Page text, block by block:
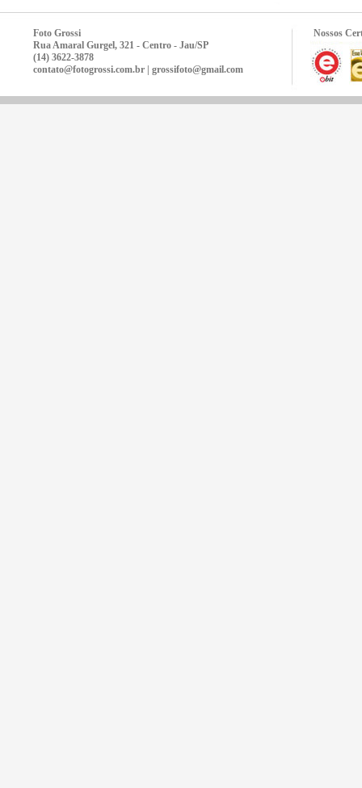
Foto Grossi
Rua Amaral Gurgel, 321 - Centro - Jau/SP
(14) 3622-3878
contato@fotogrossi.com.br | grossifoto@gmail.com
Nossos